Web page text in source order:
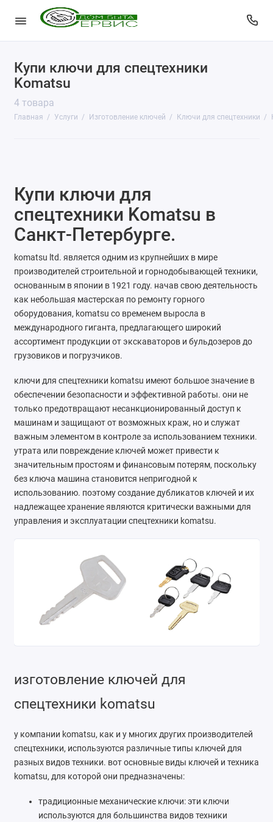
Купи ключи для спецтехники
Komatsu
4 товара
Главная Услуги Изготовление ключей Ключи для спецтехники
КопиЦентр
Изготовление печатей
Изготовление ключей
Пульты для ворот и шлагбаумов
Ремонт чемоданов
Ателье
Ремонт обуви
Заточка инструментов
Ремонт зонтов
Ремонт очков
Ремонт часов
Ремонт мелкой бытовой техники
Ремонт брелков автосигнализации
Ремонт мобильных телефонов
Швейный цех
Гравировка
Купи ключи для
спецтехники Komatsu в
Санкт-Петербурге.
komatsu ltd. является одним из крупнейших в мире
производителей строительной и горнодобывающей техники,
основанным в японии в 1921 году. начав свою деятельность
как небольшая мастерская по ремонту горного
оборудования, komatsu со временем выросла в
международного гиганта, предлагающего широкий
ассортимент продукции от экскаваторов и бульдозеров до
грузовиков и погрузчиков.
ключи для спецтехники komatsu имеют большое значение в
обеспечении безопасности и эффективной работы. они не
только предотвращают несанкционированный доступ к
машинам и защищают от возможных краж, но и служат
важным элементом в контроле за использованием техники.
утрата или повреждение ключей может привести к
значительным простоям и финансовым потерям, поскольку
без ключа машина становится непригодной к
использованию. поэтому создание дубликатов ключей и их
надлежащее хранение являются критически важными для
управления и эксплуатации спецтехники komatsu.
изготовление ключей для
спецтехники komatsu
у компании komatsu, как и у многих других производителей
спецтехники, используются различные типы ключей для
разных видов техники. вот основные виды ключей и техника
komatsu, для которой они предназначены:
традиционные механические ключи: эти ключи
используются для большинства видов техники